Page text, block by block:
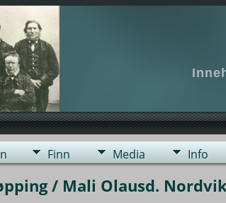
Finn Media Info
/ Mali Olausd.